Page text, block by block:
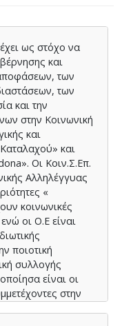
ως στόχο να
και
των
των
και την
στην Κοινωνική
και
και
Οι Κοιν.Σ.Επ.
Αλληλέγγυας
«
κοινωνικές
οι Ο.Ε είναι
ποιοτική
συλλογής
είναι οι
στην